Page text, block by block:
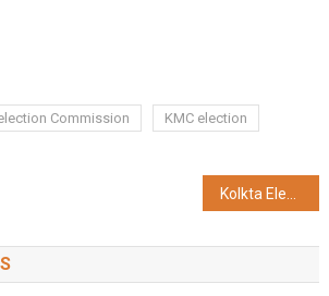
Commission
KMC election